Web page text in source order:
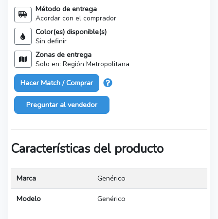
Método de entrega
Acordar con el comprador
Color(es) disponible(s)
Sin definir
Zonas de entrega
Solo en: Región Metropolitana
Hacer Match / Comprar
Preguntar al vendedor
Características del producto
Marca Genérico
Modelo Genérico